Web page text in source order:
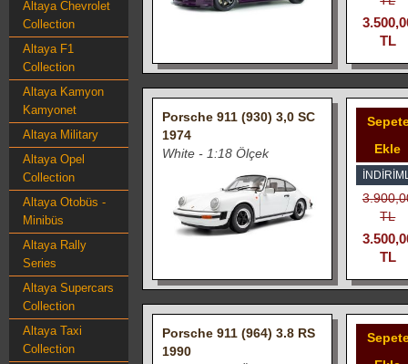
Altaya Chevrolet
Collection
Altaya F1
Collection
Altaya Kamyon
Kamyonet
Altaya Military
Altaya Opel
Collection
Altaya Otobüs -
Minibüs
Altaya Rally
Series
Altaya Supercars
Collection
Altaya Taxi
Collection
TL
Porsche 911 (930) 3,0 SC
1974
White - 1:18 Ölçek
Ekle
TL
TL
Porsche 911 (964) 3.8 RS
1990